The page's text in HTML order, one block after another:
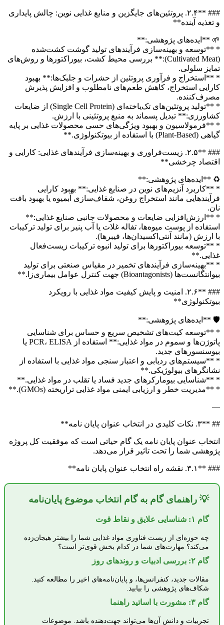
### **۲.۴. پروتئین‌های جایگزین و منابع غذایی نوین: چالش پایداری
و تغذیه آینده**
🌱 **ایده‌های پژوهشی:**
* **توسعه و بهینه‌سازی فرآیندهای تولید گوشت کشت‌شده
(Cultivated Meat):** بررسی محیط کشت، بیوراکتورها و روش‌های
تمایز سلولی.
* **استخراج و فرآوری پروتئین از حشرات و جلبک‌ها:** بهبود
کارایی استخراج، کاهش طعم‌های نامطلوب و افزایش پذیرش
مصرف‌کننده.
* **تولید پروتئین‌های تک‌یاخته‌ای (Single Cell Protein) از ضایعات
کشاورزی:** تبدیل پسماند به منبع پروتئینی با ارزش.
* **فرمولاسیون و بهبود ویژگی‌های حسی محصولات غذایی بر پایه
گیاهی (Plant-Based) با استفاده از بیوتکنولوژی.**
### **۲.۵. زیست‌فراوری و بهینه‌سازی فرآیندهای غذایی: کارایی و
اقتصاد چرخشی**
♻️ **ایده‌های پژوهشی:**
* **کاربرد آنزیم‌های نوین در صنایع غذایی:** بهبود کارایی
فرآیندهایی مانند استخراج روغن، شفاف‌سازی آبمیوه یا بهبود بافت
نان.
* **ارزش‌افزایی ضایعات و محصولات جانبی صنایع غذایی:**
استفاده از پوست میوه‌ها، تفاله غلات یا آب پنیر برای تولید ترکیبات
با ارزش (مانند آنتی‌اکسیدان‌ها، فیبرها).
* **توسعه بیوراکتورها برای تولید انبوه ترکیبات زیست‌فعال
غذایی.**
* **بهینه‌سازی فرآیندهای تخمیر در مقیاس صنعتی برای تولید
بیوانتگانست‌ها (Bioantagonists) جهت کنترل عوامل بیماری‌زا.**
### **۲.۶. امنیت و پایش کیفیت مواد غذایی با رویکرد
بیوتکنولوژی**
🛡️ **ایده‌های پژوهشی:**
* **توسعه کیت‌های تشخیص سریع و حساس برای شناسایی
پاتوژن‌ها و سموم در مواد غذایی:** استفاده از PCR، ELISA یا
بیوسنسورهای جدید.
* **سیستم‌های ردیابی و اعتبار سنجی مواد غذایی با استفاده از
نشانگرهای بیولوژیکی.**
* **شناسایی بیومارکرهای جدید فساد یا تقلب در مواد غذایی.**
* **مدیریت خطر و ارزیابی ایمنی مواد غذایی تراریخته (GMOs).**
—
## **۳. نکات کلیدی در انتخاب عنوان پایان نامه**
انتخاب عنوان پایان نامه یک گام حیاتی است که موفقیت کل پروژه
پژوهشی شما را تحت تاثیر قرار می‌دهد.
### **۳.۱. نقشه راه انتخاب عنوان پایان نامه**
💡 راهنمای گام به گام انتخاب موضوع پایان‌نامه
گام ۱: شناسایی علایق و نقاط قوت
چه حوزه‌ای از زیست فناوری مواد غذایی شما را بیشتر هیجان‌زده
می‌کند؟ مهارت‌های شما در کدام بخش قوی‌تر است؟
گام ۲: بررسی ادبیات و روندهای روز
مقالات جدید، کنفرانس‌ها، و پایان‌نامه‌های اخیر را مطالعه کنید.
شکاف‌های پژوهشی را بیابید.
گام ۳: مشورت با اساتید راهنما
تجربیات و دانش آن‌ها می‌تواند جهت‌دهنده باشد. موضوعات